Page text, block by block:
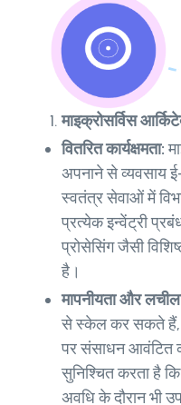
माइक्रोसर्विस
वितरित कार्यक्षमता:
अपनाने से व्यवसाय ई-
स्वतंत्र सेवाओं में
प्रत्येक इन्वेंट्री
प्रोसेसिंग जैसी
है।
मापनीयता और
से स्केल कर सकते हैं,
पर संसाधन आवंटित
सुनिश्चित करता है
अवधि के दौरान भी